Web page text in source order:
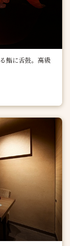
鮨に舌鼓。高級